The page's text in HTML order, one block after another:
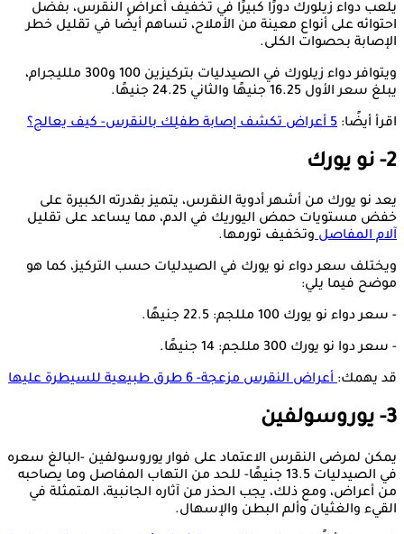
يلعب دواء زيلورك دورًا كبيرًا في تخفيف أعراض النقرس، بفضل
احتوائه على أنواع معينة من الأملاح، تساهم أيضًا في تقليل خطر
الإصابة بحصوات الكلى.
ويتوافر دواء زيلورك في الصيدليات بتركيزين 100 و300 ملليجرام،
يبلغ سعر الأول 16.25 جنيهًا والثاني 24.25 جنيهًا.
اقرأ أيضًا: 5 أعراض تكشف إصابة طفلِك بالنقرس- كيف يعالج؟
2- نو يورك
يعد نو يورك من أشهر أدوية النقرس، يتميز بقدرته الكبيرة على
خفض مستويات حمض اليوريك في الدم، مما يساعد على تقليل
آلام المفاصلوتخفيف تورمها.
ويختلف سعر دواء نو يورك في الصيدليات حسب التركيز، كما هو
موضح فيما يلي:
- سعر دواء نو يورك 100 مللجم: 22.5 جنيهًا.
- سعر دوا نو يورك 300 مللجم: 14 جنيهًا.
قد يهمك:أعراض النقرس مزعجة- 6 طرق طبيعية للسيطرة عليها
3- يوروسولفين
يمكن لمرضى النقرس الاعتماد على فوار يوروسولفين -البالغ سعره
في الصيدليات 13.5 جنيهًا- للحد من التهاب المفاصل وما يصاحبه
من أعراض، ومع ذلك، يجب الحذر من آثاره الجانبية، المتمثلة في
القيء والغثيان وألم البطن والإسهال.